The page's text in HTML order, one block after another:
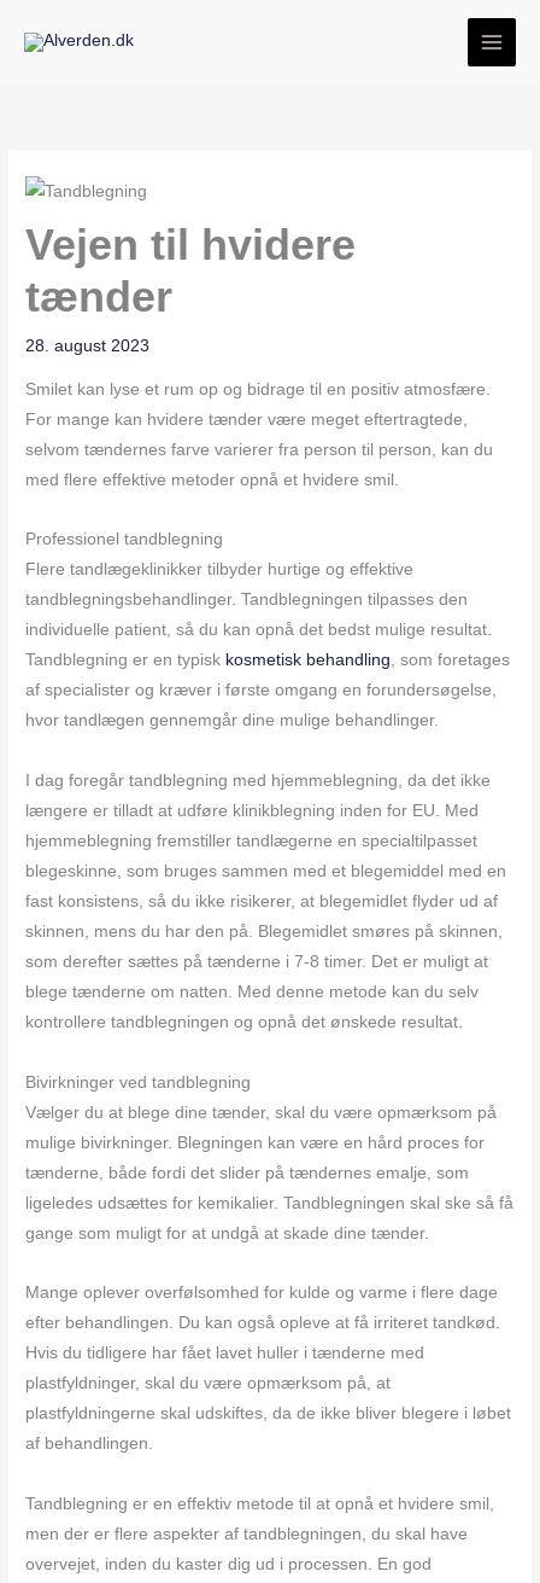
Vejen til hvidere
tænder
28. august 2023
Smilet kan lyse et rum op og bidrage til en positiv atmosfære.
For mange kan hvidere tænder være meget eftertragtede,
selvom tændernes farve varierer fra person til person, kan du
med flere effektive metoder opnå et hvidere smil.
Professionel tandblegning
Flere tandlægeklinikker tilbyder hurtige og effektive
tandblegningsbehandlinger. Tandblegningen tilpasses den
individuelle patient, så du kan opnå det bedst mulige resultat.
Tandblegning er en typisk kosmetisk behandling, som foretages
af specialister og kræver i første omgang en forundersøgelse,
hvor tandlægen gennemgår dine mulige behandlinger.
I dag foregår tandblegning med hjemmeblegning, da det ikke
længere er tilladt at udføre klinikblegning inden for EU. Med
hjemmeblegning fremstiller tandlægerne en specialtilpasset
blegeskinne, som bruges sammen med et blegemiddel med en
fast konsistens, så du ikke risikerer, at blegemidlet flyder ud af
skinnen, mens du har den på. Blegemidlet smøres på skinnen,
som derefter sættes på tænderne i 7-8 timer. Det er muligt at
blege tænderne om natten. Med denne metode kan du selv
kontrollere tandblegningen og opnå det ønskede resultat.
Bivirkninger ved tandblegning
Vælger du at blege dine tænder, skal du være opmærksom på
mulige bivirkninger. Blegningen kan være en hård proces for
tænderne, både fordi det slider på tændernes emalje, som
ligeledes udsættes for kemikalier. Tandblegningen skal ske så få
gange som muligt for at undgå at skade dine tænder.
Mange oplever overfølsomhed for kulde og varme i flere dage
efter behandlingen. Du kan også opleve at få irriteret tandkød.
Hvis du tidligere har fået lavet huller i tænderne med
plastfyldninger, skal du være opmærksom på, at
plastfyldningerne skal udskiftes, da de ikke bliver blegere i løbet
af behandlingen.
Tandblegning er en effektiv metode til at opnå et hvidere smil,
men der er flere aspekter af tandblegningen, du skal have
overvejet, inden du kaster dig ud i processen. En god